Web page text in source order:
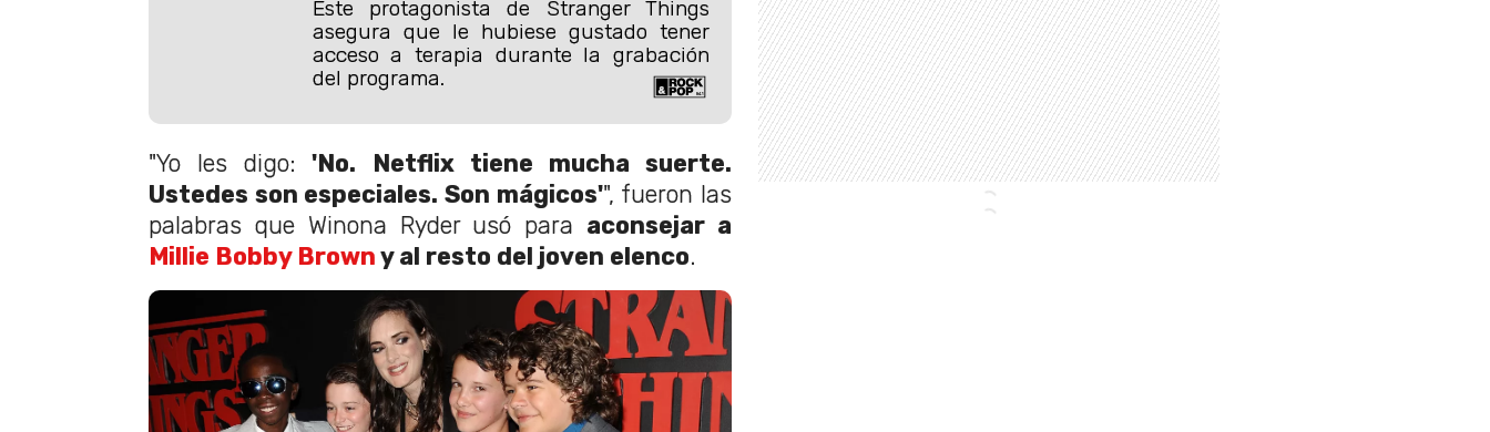
Este protagonista de Stranger Things
asegura que le hubiese gustado tener
acceso a terapia durante la grabación
del programa.
"Yo les digo: 'No. Netflix tiene mucha suerte.
Ustedes son especiales. Son mágicos'", fueron las
palabras que Winona Ryder usó para aconsejar a
Millie Bobby Brown y al resto del joven elenco.